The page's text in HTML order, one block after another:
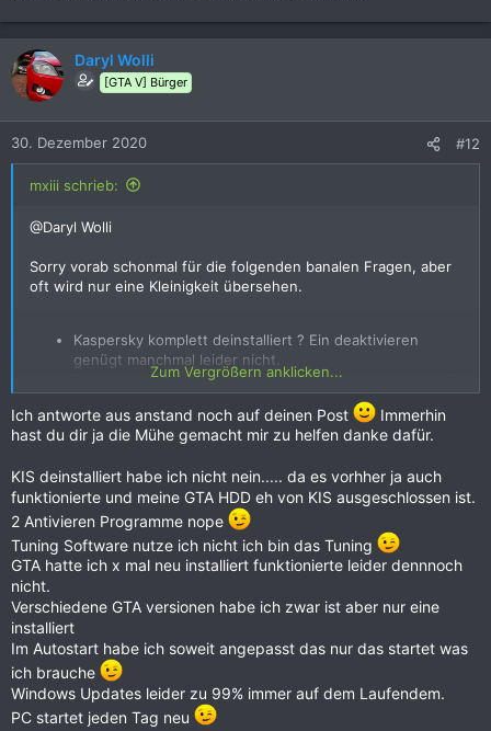
Daryl Wolli
[GTA V] Bürger
30. Dezember 2020 #12
mxiii schrieb:
@Daryl Wolli
Sorry vorab schonmal für die folgenden banalen Fragen, aber
oft wird nur eine Kleinigkeit übersehen.
Kaspersky komplett deinstalliert ? Ein deaktivieren
genügt manchmal leider nicht.
Eventuell noch ein 2tes Antivirenprogramm am Laufen ?
Irgend eine TuningSoftware wie ccCleaner etc. am
laufen ? ..weg damit
reparieren hilft nur bendingt und beachtet keine MODs
etc.
RageMP komplett löschen und neu installiert ?
Hast du verschiedene GTA V Versionen (Epic /
SocialClub / Steam) ? Da kann der R*Launcher schon mal
und nur die Steam Version neu installieren.
Microsft kommt deaktiviert ? Selbst ein offline Tool das
automatisch startet kann da Probleme machen.
Windows Updates installiert ? Nicht das dein Rechner
auf einen neustart wartet und rum zickt
last but not least: PC neugestartet nach den ganzen
Zum Vergrößern anklicken...
Ich antworte aus anstand noch auf deinen Post
Immerhin
hast du dir ja die Mühe gemacht mir zu helfen danke dafür.
KIS deinstalliert habe ich nicht nein..... da es vorhher ja auch
funktionierte und meine GTA HDD eh von KIS ausgeschlossen ist.
2 Antivieren Programme nope
Tuning Software nutze ich nicht ich bin das Tuning
GTA hatte ich x mal neu installiert funktionierte leider dennnoch
nicht.
Verschiedene GTA versionen habe ich zwar ist aber nur eine
installiert
Im Autostart habe ich soweit angepasst das nur das startet was
ich brauche
Windows Updates leider zu 99% immer auf dem Laufendem.
PC startet jeden Tag neu